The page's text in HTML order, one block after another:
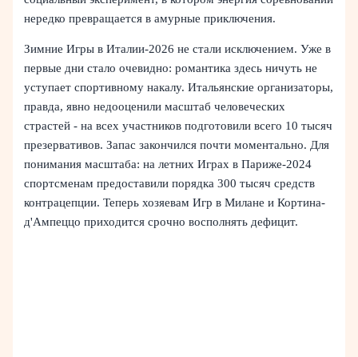
нередко превращается в амурные приключения.
Зимние Игры в Италии-2026 не стали исключением. Уже в
первые дни стало очевидно: романтика здесь ничуть не
уступает спортивному накалу. Итальянские организаторы,
правда, явно недооценили масштаб человеческих
страстей - на всех участников подготовили всего 10 тысяч
презервативов. Запас закончился почти моментально. Для
понимания масштаба: на летних Играх в Париже-2024
спортсменам предоставили порядка 300 тысяч средств
контрацепции. Теперь хозяевам Игр в Милане и Кортина-
д'Ампеццо приходится срочно восполнять дефицит.